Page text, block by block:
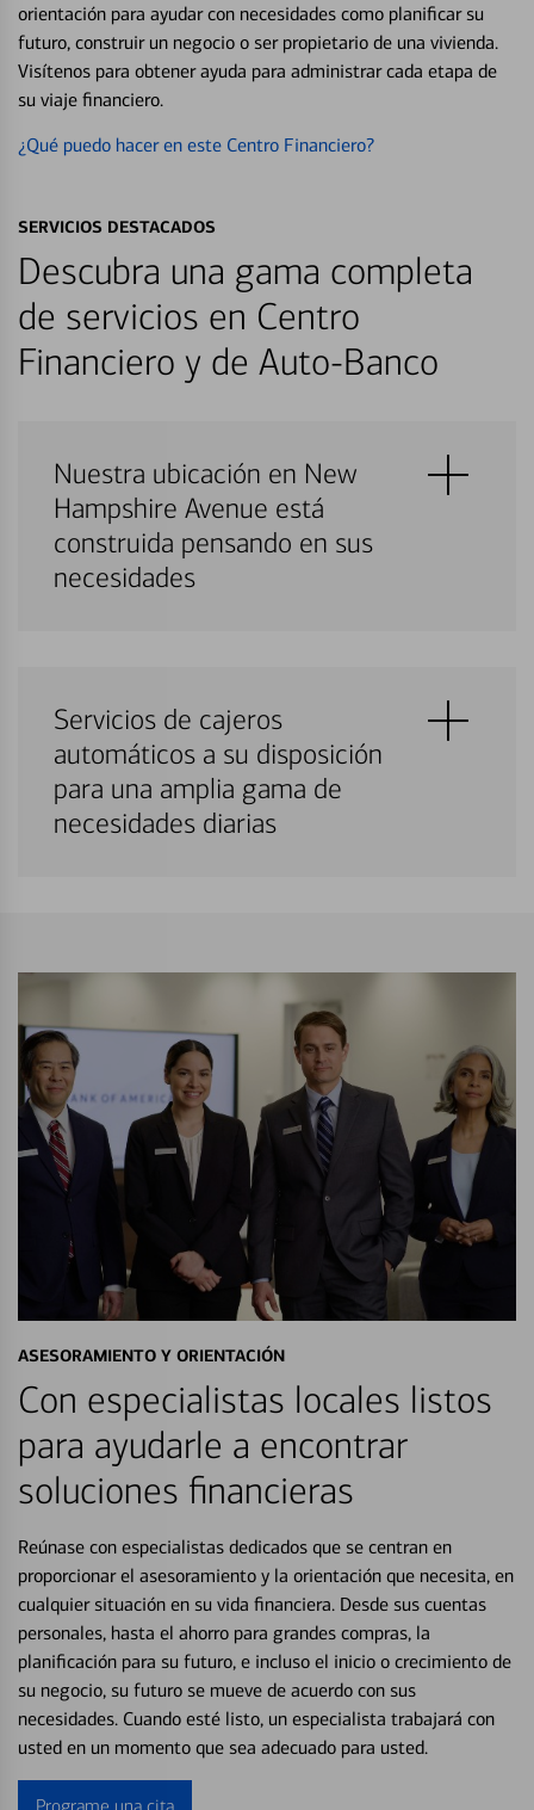
orientación para ayudar con necesidades como planificar su
futuro, construir un negocio o ser propietario de una vivienda.
Visítenos para obtener ayuda para administrar cada etapa de
su viaje financiero.
¿Qué puedo hacer en este Centro Financiero?
SERVICIOS DESTACADOS
Descubra una gama completa
de servicios en Centro
Financiero y de Auto-Banco
Nuestra ubicación en New
Hampshire Avenue está
construida pensando en sus
necesidades
Servicios de cajeros
automáticos a su disposición
para una amplia gama de
necesidades diarias
ASESORAMIENTO Y ORIENTACIÓN
Con especialistas locales listos
para ayudarle a encontrar
soluciones financieras
Reúnase con especialistas dedicados que se centran en
proporcionar el asesoramiento y la orientación que necesita, en
cualquier situación en su vida financiera. Desde sus cuentas
personales, hasta el ahorro para grandes compras, la
planificación para su futuro, e incluso el inicio o crecimiento de
su negocio, su futuro se mueve de acuerdo con sus
necesidades. Cuando esté listo, un especialista trabajará con
usted en un momento que sea adecuado para usted.